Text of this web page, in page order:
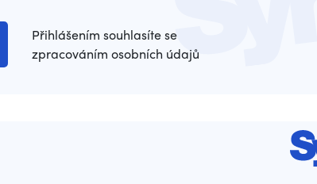
Přihlášením souhlasíte se
zpracováním osobních údajů